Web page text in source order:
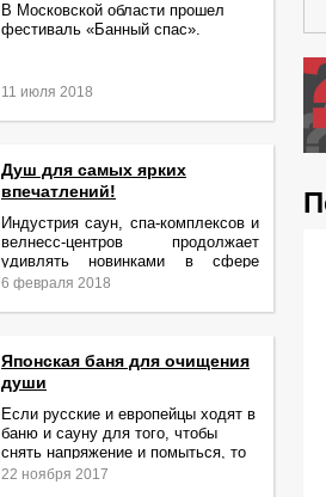
В Московской области прошел
фестиваль «Банный спас».
11 июля 2018
Душ для самых ярких
впечатлений!
Индустрия саун, спа-комплексов и
велнесс-центров продолжает
удивлять новинками в сфере
релаксации и ухода за телом.
6 февраля 2018
Японская баня для очищения
души
Если русские и европейцы ходят в
баню и сауну для того, чтобы
снять напряжение и помыться, то
жители Японии идут туда за
22 ноября 2017